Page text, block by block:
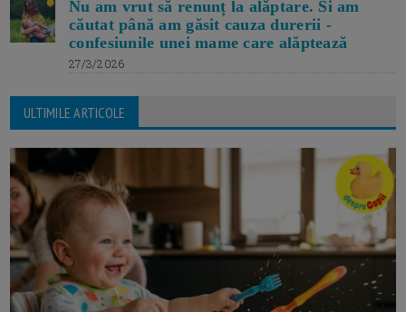
Nu am vrut să renunț la alăptare. Si am
căutat până am găsit cauza durerii -
confesiunile unei mame care alăptează
27/3/2026
ULTIMILE ARTICOLE